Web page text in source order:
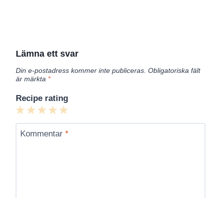
Lämna ett svar
Din e-postadress kommer inte publiceras. Obligatoriska fält
är märkta *
Recipe rating
5
Stars
4
Stars
3
Stars
2
Stars
1
Star
Kommentar *